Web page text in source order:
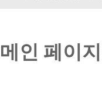
메인 페이지